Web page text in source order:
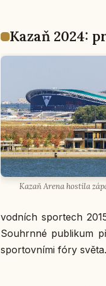
Kazaň 2024:
Kazaň Arena hos­ti­la
vod­ních spor­tech
Sou­hrn­né pu­b­li­kum
spor­tov­ní­mi fóry světa.